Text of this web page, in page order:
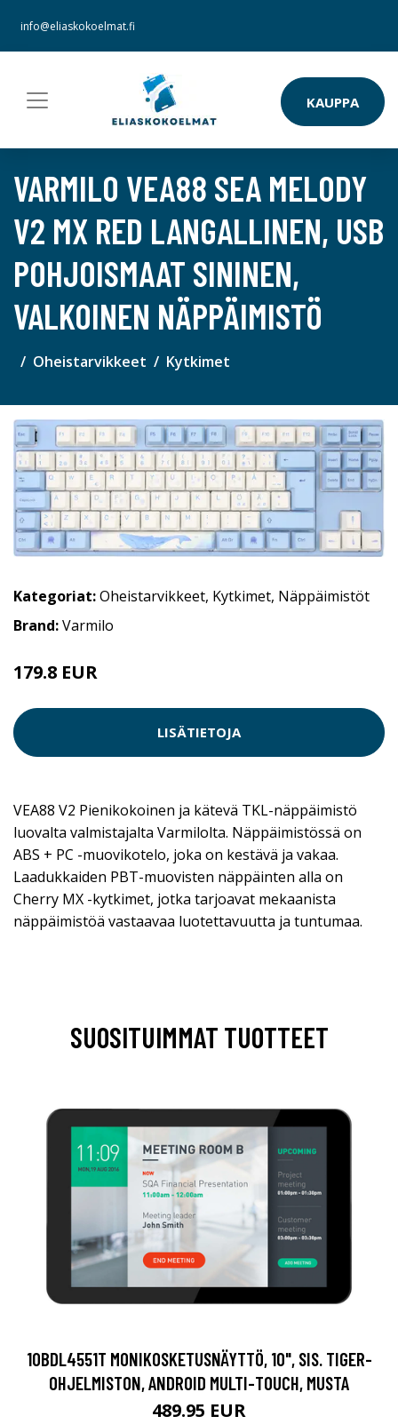
info@eliaskokoelmat.fi
KAUPPA
VARMILO VEA88 SEA MELODY
V2 MX RED LANGALLINEN, USB
POHJOISMAAT SININEN,
VALKOINEN NÄPPÄIMISTÖ
Oheistarvikkeet Kytkimet
Kategoriat:Oheistarvikkeet, Kytkimet, Näppäimistöt
Brand:Varmilo
179.8 EUR
LISÄTIETOJA
VEA88 V2 Pienikokoinen ja kätevä TKL-näppäimistö
luovalta valmistajalta Varmilolta. Näppäimistössä on
ABS + PC -muovikotelo, joka on kestävä ja vakaa.
Laadukkaiden PBT-muovisten näppäinten alla on
Cherry MX -kytkimet, jotka tarjoavat mekaanista
näppäimistöä vastaavaa luotettavuutta ja tuntumaa.
SUOSITUIMMAT TUOTTEET
10BDL4551T MONIKOSKETUSNÄYTTÖ, 10", SIS. TIGER-
OHJELMISTON, ANDROID MULTI-TOUCH, MUSTA
489.95 EUR